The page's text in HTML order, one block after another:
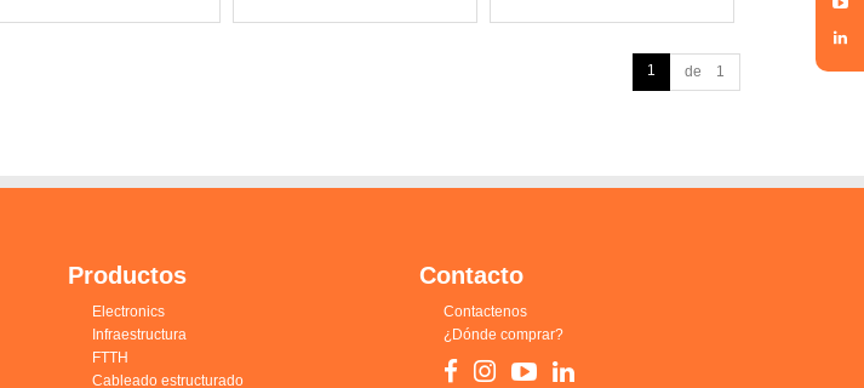
1 de 1
Productos
Electronics
Infraestructura
FTTH
Cableado estructurado
Contacto
Contactenos
¿Dónde comprar?